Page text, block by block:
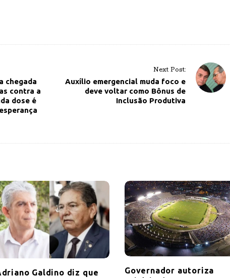
chegada
contra a
dose é
Next Post:
Auxílio emergencial muda foco e
deve voltar como Bônus de
Inclusão Produtiva
Galdino diz que
Governador autoriza